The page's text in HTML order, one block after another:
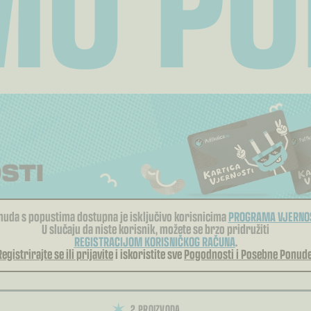
s popustima dostupna je isključivo korisnicimaPROGRAMA
U slučaju da niste korisnik, možete se brzo pridružiti
REGISTRACIJOM KORISNIČKOG RAČUNA.
se ili prijavitei iskoristite svePogodnosti i Posebne